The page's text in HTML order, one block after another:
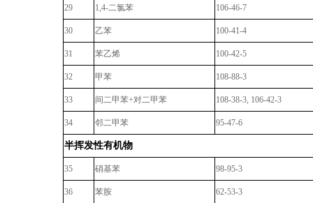
29 1,4-二氯苯 106-46-7
30 乙苯 100-41-4
31 苯乙烯 100-42-5
32 甲苯 108-88-3
33 间二甲苯+对二甲苯 108-38-3, 106-42-3
34 邻二甲苯 95-47-6
半挥发性有机物
35 硝基苯 98-95-3
36 苯胺 62-53-3